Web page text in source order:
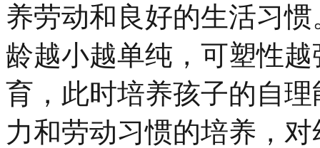
养劳动和良好的生活习
龄越小越单纯，可塑性
育，此时培养孩子的自
力和劳动习惯的培养，